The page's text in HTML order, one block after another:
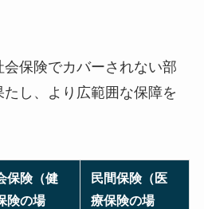
保険でカバーされない部
し、より広範囲な保障を
保険（健
険の場
民間保険（医
療保険の場